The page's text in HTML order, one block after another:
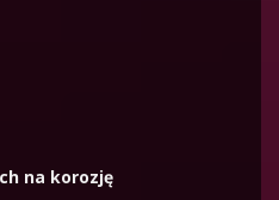
na korozję